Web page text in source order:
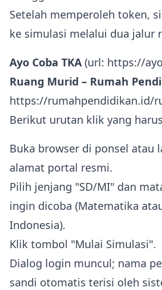
Setelah memperoleh token,
ke simulasi melalui dua jalur
Ayo Coba TKA(url: https://
Ruang Murid – Rumah
https://rumahpendidikan.id/
Berikut urutan klik yang
Buka browser di ponsel atau
alamat portal resmi.
Pilih jenjang "SD/MI" dan
ingin dicoba (Matematika
Indonesia).
Klik tombol "Mulai Simulasi".
Dialog login muncul; nama
sandi otomatis terisi oleh